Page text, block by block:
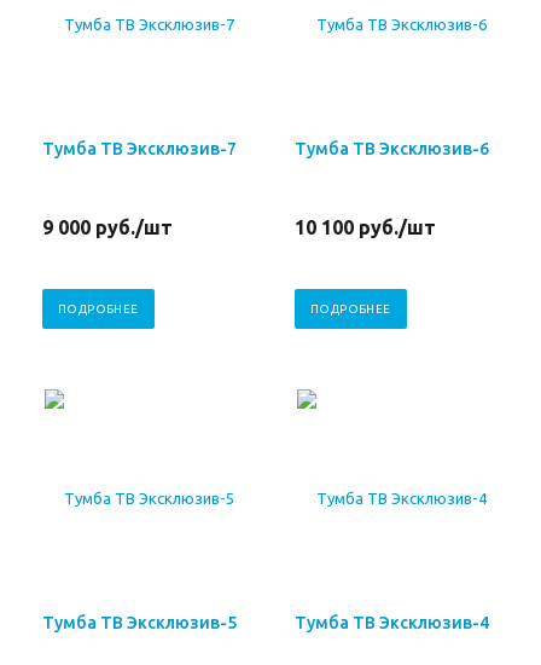
Тумба ТВ Эксклюзив-7
9 000 руб./шт
ПОДРОБНЕЕ
Тумба ТВ Эксклюзив-6
10 100 руб./шт
ПОДРОБНЕЕ
Тумба ТВ Эксклюзив-5 Тумба ТВ Эксклюзив-4